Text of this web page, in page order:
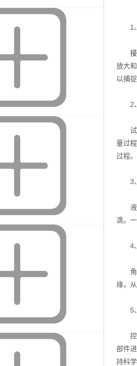
1、
放大
以捕
2、
试样
量过
过程。
3、
液滴
滴。
4、
角度
缘，
5、
控制
部件
持科